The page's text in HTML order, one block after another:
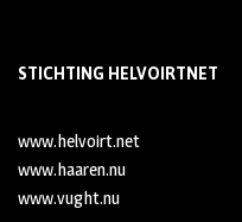
STICHTING HELVOIRTNET
www.helvoirt.net
www.haaren.nu
www.vught.nu